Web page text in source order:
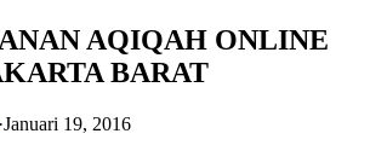
AQIQAH ONLINE
BARAT
·Januari 19, 2016